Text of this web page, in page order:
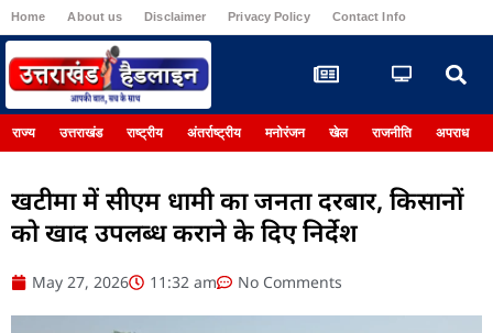
Home About us Disclaimer Privacy Policy Contact Info
राज्य उत्तराखंड राष्ट्रीय अंतर्राष्ट्रीय मनोरंजन खेल राजनीति अपराध
खटीमा में सीएम धामी का जनता दरबार, किसानों
को खाद उपलब्ध कराने के दिए निर्देश
May 27, 2026 11:32 am No Comments